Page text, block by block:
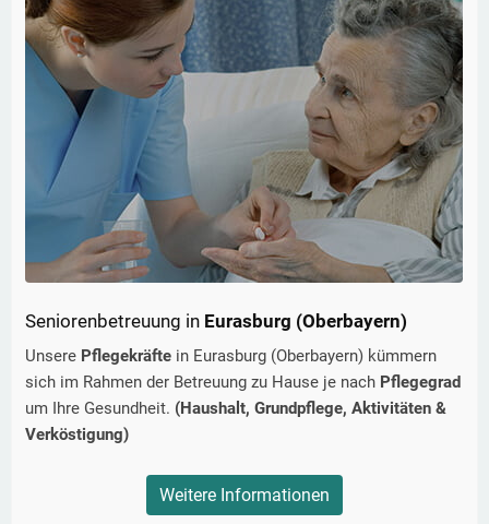
Seniorenbetreuung in Eurasburg (Oberbayern)
Unsere Pflegekräfte in Eurasburg (Oberbayern) kümmern
sich im Rahmen der Betreuung zu Hause je nach Pflegegrad
um Ihre Gesundheit. (Haushalt, Grundpflege, Aktivitäten &
Verköstigung)
Weitere Informationen